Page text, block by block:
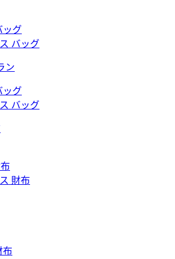
ッグ
バッグ
ン
ッグ
バッグ
財布
布